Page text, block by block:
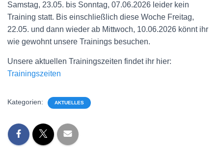
Samstag, 23.05. bis Sonntag, 07.06.2026 leider kein
Training statt. Bis einschließlich diese Woche Freitag,
22.05. und dann wieder ab Mittwoch, 10.06.2026 könnt ihr
wie gewohnt unsere Trainings besuchen.
Unsere aktuellen Trainingszeiten findet ihr hier:
Trainingszeiten
Kategorien: AKTUELLES